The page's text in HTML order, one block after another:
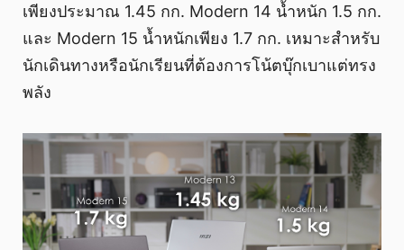
เพียงประมาณ 1.45 กก. Modern 14 น้ำหนัก 1.5 กก.
และ Modern 15 น้ำหนักเพียง 1.7 กก. เหมาะสำหรับ
นักเดินทางหรือนักเรียนที่ต้องการโน้ตบุ๊กเบาแต่ทรง
พลัง